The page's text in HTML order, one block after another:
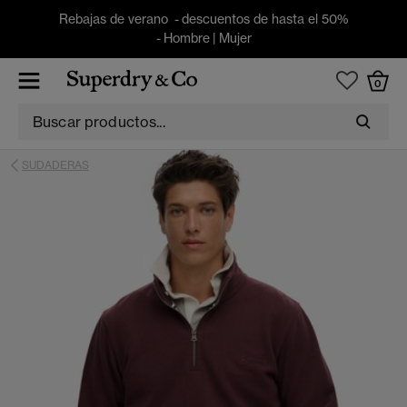
Rebajas de verano - descuentos de hasta el 50%
- Hombre| Mujer
0
SUDADERAS